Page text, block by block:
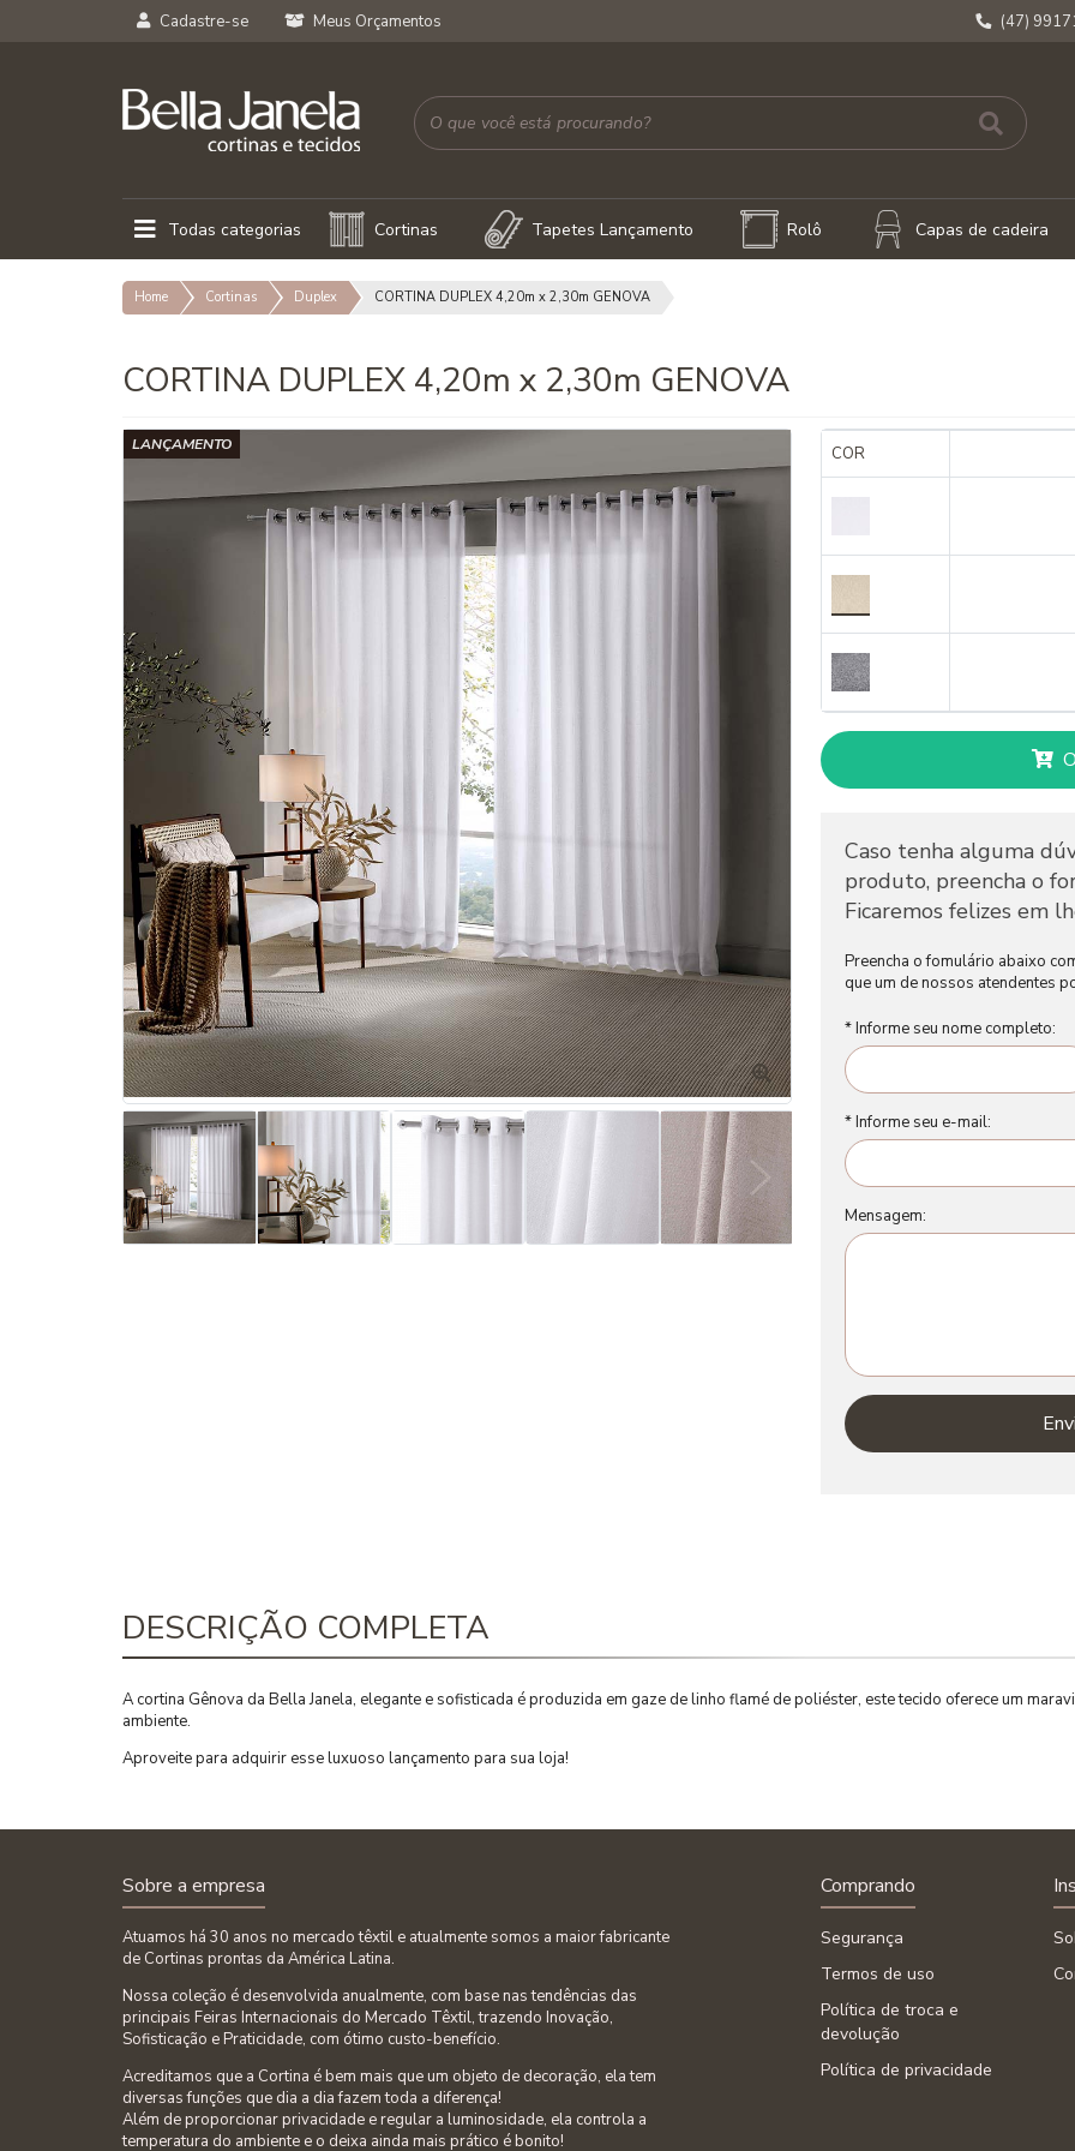
Cadastre-se Meus Orçamentos (47)
Todas categorias Cortinas Tapetes Lançamento Rolô Capas de cadeira
Home Cortinas Duplex CORTINA DUPLEX 4,20m x 2,30m GENOVA
CORTINA DUPLEX 4,20m x 2,30m GENOVA
LANÇAMENTO COR
Caso tenha alguma
produto, preencha o
Ficaremos felizes em
Preencha o fomulário abaixo
que um de nossos atendentes
* Informe seu nome completo:
* Informe seu e-mail:
Mensagem:
DESCRIÇÃO COMPLETA
A cortina Gênova da Bella Janela, elegante e sofisticada é produzida em gaze de linho flamé de poliéster, este tecido oferece um
ambiente.
Aproveite para adquirir esse luxuoso lançamento para sua loja!
Sobre a empresa
Atuamos há 30 anos no mercado têxtil e atualmente somos a maior fabricante
de Cortinas prontas da América Latina.
Nossa coleção é desenvolvida anualmente, com base nas tendências das
principais Feiras Internacionais do Mercado Têxtil, trazendo Inovação,
Sofisticação e Praticidade, com ótimo custo-benefício.
Acreditamos que a Cortina é bem mais que um objeto de decoração, ela tem
diversas funções que dia a dia fazem toda a diferença!
Além de proporcionar privacidade e regular a luminosidade, ela controla a
temperatura do ambiente e o deixa ainda mais prático é bonito!
Comprando
Segurança
Termos de uso
Política de troca e
devolução
Política de privacidade